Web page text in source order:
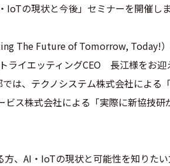
の現状と今後」セミナーを開催しま
The Future of Tomorrow, Today!）
ライエッティングCEO 長江様をお
は、テクノシステム株式会社による
ス株式会社による「実際に新協技研
、AI・IoTの現状と可能性を知りた